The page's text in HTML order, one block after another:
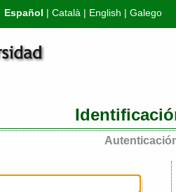
Español | Català | English | Galego